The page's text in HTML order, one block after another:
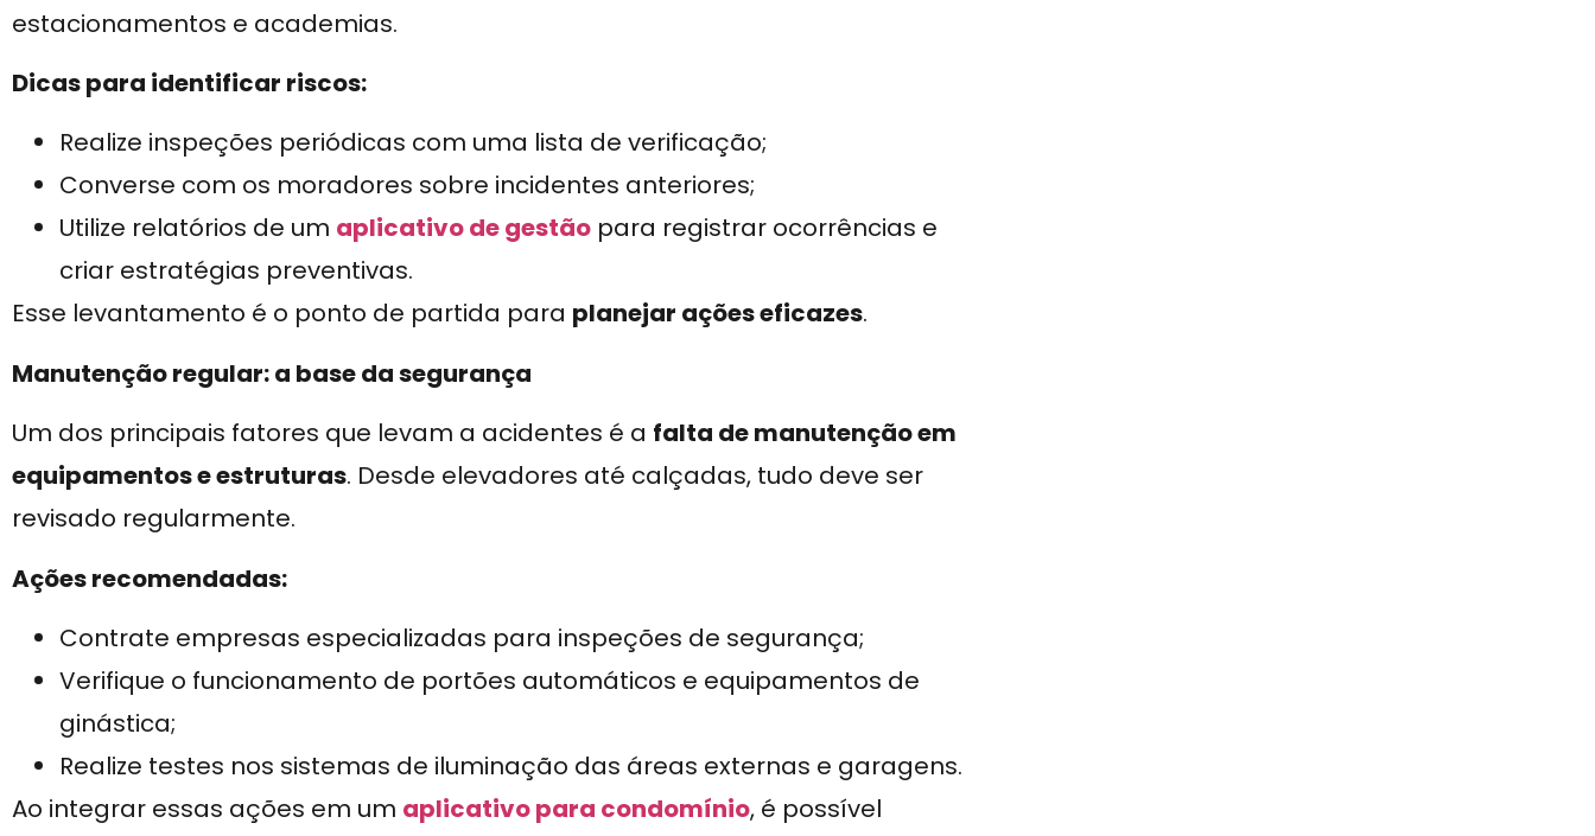
estacionamentos e academias.
Dicas para identificar riscos:
Realize inspeções periódicas com uma lista de verificação;
Converse com os moradores sobre incidentes anteriores;
Utilize relatórios de um aplicativo de gestão para registrar ocorrências e
criar estratégias preventivas.
Esse levantamento é o ponto de partida para planejar ações eficazes.
Manutenção regular: a base da segurança
Um dos principais fatores que levam a acidentes é a falta de manutenção em
equipamentos e estruturas. Desde elevadores até calçadas, tudo deve ser
revisado regularmente.
Ações recomendadas:
Contrate empresas especializadas para inspeções de segurança;
Verifique o funcionamento de portões automáticos e equipamentos de
ginástica;
Realize testes nos sistemas de iluminação das áreas externas e garagens.
Ao integrar essas ações em um aplicativo para condomínio, é possível